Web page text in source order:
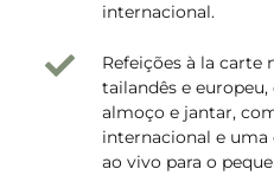
internacional.
Refeições à la carte
tailandês e
almoço e jantar,
internacional e uma
ao vivo para o